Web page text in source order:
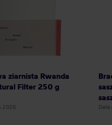
ziarnista Rwanda
Filter 250 g
Data